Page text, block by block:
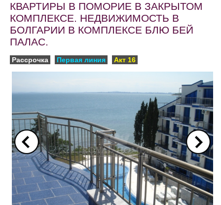
КВАРТИРЫ В ПОМОРИЕ В ЗАКРЫТОМ
КОМПЛЕКСЕ. НЕДВИЖИМОСТЬ В
БОЛГАРИИ В КОМПЛЕКСЕ БЛЮ БЕЙ
ПАЛАС.
Рассрочка Первая линия Акт 16